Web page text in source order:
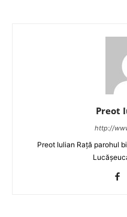
Preot
http://
Preot Iulian Rață parohul